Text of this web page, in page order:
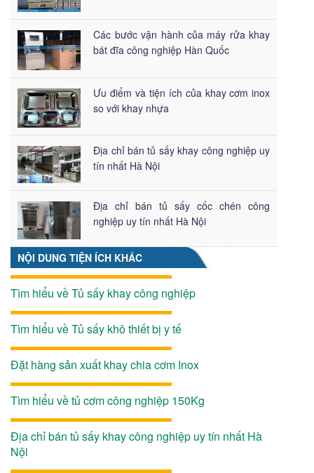
Các bước vận hành của máy rửa khay
bát đĩa công nghiệp Hàn Quốc
Ưu điểm và tiện ích của khay cơm inox
so với khay nhựa
Địa chỉ bán tủ sấy khay công nghiệp uy
tín nhất Hà Nội
Địa chỉ bán tủ sấy cốc chén công
nghiệp uy tín nhất Hà Nội
NỘI DUNG TIỆN ÍCH KHÁC
Tìm hiểu về Tủ sấy khay công nghiệp
Tìm hiểu về Tủ sấy khô thiết bị y tế
Đặt hàng sản xuất khay chia cơm Inox
Tìm hiểu về tủ cơm công nghiệp 150Kg
Địa chỉ bán tủ sấy khay công nghiệp uy tín nhất Hà
Nội